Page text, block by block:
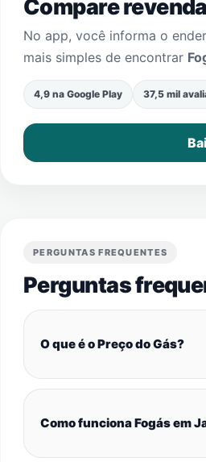
Compare
No app, você informa o
mais simples de encontrar
4,9 na Google Play 37,5 mil
PERGUNTAS FREQUENTES
Perguntas
O que é o Preço do Gás?
Como funciona Fogás em